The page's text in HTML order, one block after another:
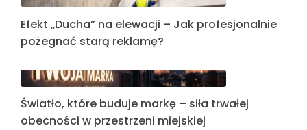
Efekt „Ducha” na elewacji – Jak profesjonalnie
pożegnać starą reklamę?
Światło, które buduje markę – siła trwałej
obecności w przestrzeni miejskiej